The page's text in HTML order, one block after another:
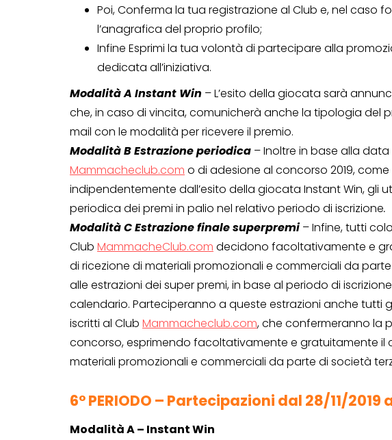
Poi, Conferma la tua registrazione al Club e, nel caso
l’anagrafica del proprio profilo;
Infine Esprimi la tua volontà di partecipare alla
dedicata all’iniziativa.
Modalità A Instant Win – L’esito della giocata sarà
che, in caso di vincita, comunicherà anche la tipologia del
mail con le modalità per ricevere il premio.
Modalità B Estrazione periodica – Inoltre in base alla data
Mammacheclub.com o di adesione al concorso 2019,
indipendentemente dall’esito della giocata Instant Win, gli
periodica dei premi in palio nel relativo periodo di iscrizione.
Modalità C Estrazione finale superpremi– Infine, tutti
Club MammacheClub.com decidono facoltativamente e
di ricezione di materiali promozionali e commerciali da
alle estrazioni dei super premi, in base al periodo di
calendario. Parteciperanno a queste estrazioni anche tutti
iscritti al Club Mammacheclub.com, che confermeranno la
concorso, esprimendo facoltativamente e gratuitamente il
materiali promozionali e commerciali da parte di società
6° PERIODO – Partecipazioni dal 28/11/
Modalità A – Instant Win
CONCORSI CON ACQUISTO
Genertel e
Genertellife ti
regalano fino a 500€
in buoni!